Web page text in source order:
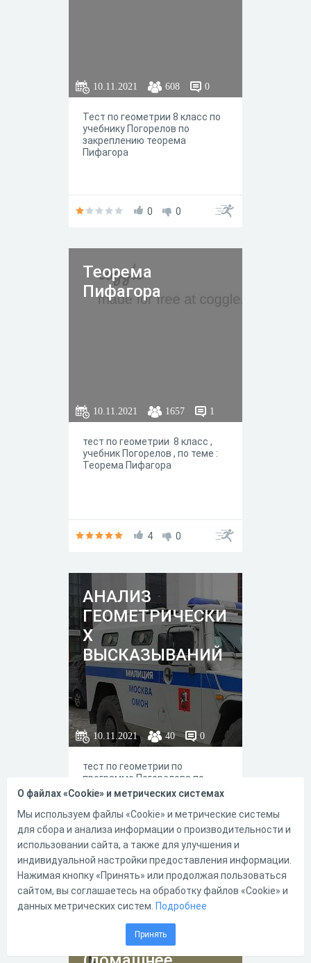
10.11.2021 608 0
Тест по геометрии 8 класс по
учебнику Погорелов по
закреплению теорема
Пифагора
0 0
Теорема
Пифагора
10.11.2021 1657 1
тест по геометрии 8 класс ,
учебник Погорелов , по теме :
Теорема Пифагора
4 0
АНАЛИЗ
ГЕОМЕТРИЧЕСКИ
Х
ВЫСКАЗЫВАНИЙ
10.11.2021 40 0
тест по геометрии по
программе Погорелова по
теме теорема Пифагора
0 0
Теорема
Пифагора
О файлах «Cookie» и метрических системах
Мы используем файлы «Cookie» и метрические системы
для сбора и анализа информации о производительности и
использовании сайта, а также для улучшения и
индивидуальной настройки предоставления информации.
Нажимая кнопку «Принять» или продолжая пользоваться
сайтом, вы соглашаетесь на обработку файлов «Cookie» и
данных метрических систем. Подробнее
Принять